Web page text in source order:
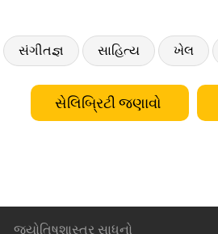
સંગીતજ્ઞ સાહિત્ય ખેલ
સેલિબ્રિટી જણાવો
જ્યોતિષશાસ્ત્ર સાધનો